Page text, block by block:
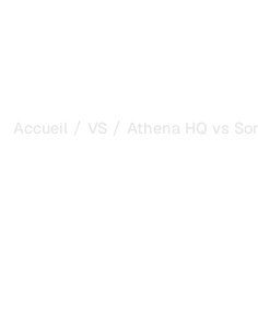
Accueil / VS / Athena HQ vs Soro